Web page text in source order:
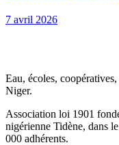
7 avril 2026
Eau, écoles,
Niger.
Association loi 1901
nigérienne Tidène, dans
000 adhérents.